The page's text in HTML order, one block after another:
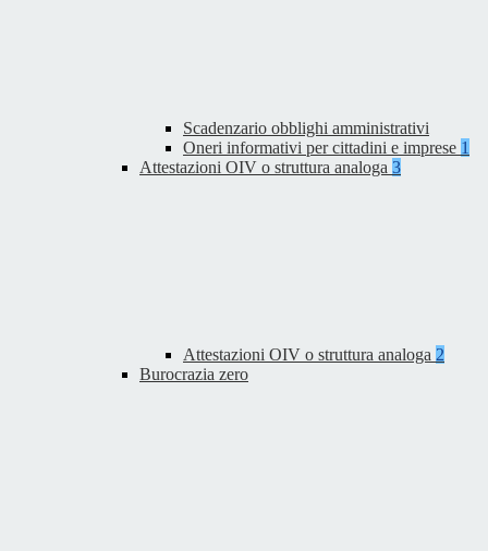
Scadenzario obblighi amministrativi
Oneri informativi per cittadini e imprese 1
Attestazioni OIV o struttura analoga 3
Attestazioni OIV o struttura analoga 2
Burocrazia zero